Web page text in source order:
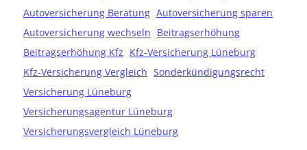
Autoversicherung Beratung Autoversicherung sparen
Autoversicherung wechseln Beitragserhöhung
Beitragserhöhung Kfz Kfz-Versicherung Lüneburg
Kfz-Versicherung Vergleich Sonderkündigungsrecht
Versicherung Lüneburg
Versicherungsagentur Lüneburg
Versicherungsvergleich Lüneburg